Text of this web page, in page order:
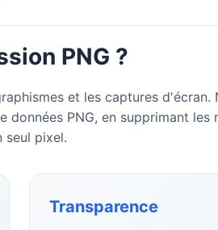
PNG ?
et les captures d'écran.
PNG, en supprimant les
seul pixel.
Transparence